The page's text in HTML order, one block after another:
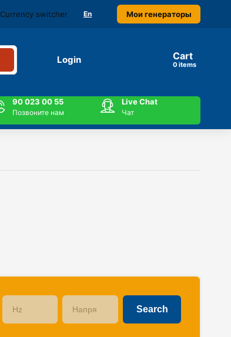
Currency switcher En Мои генераторы
Login Cart
items
90 023 00 55
Позвоните нам
Live Chat
Чат